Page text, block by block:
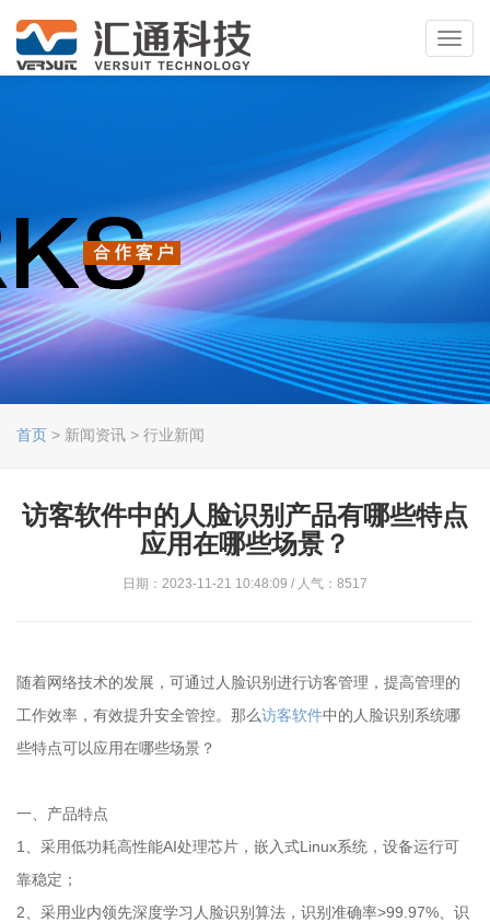
首页 > 新闻资讯 > 行业新闻
访客软件中的人脸识别产品有哪些特点
应用在哪些场景？
日期：2023-11-21 10:48:09 / 人气：8517
随着网络技术的发展，可通过人脸识别进行访客管理，提高管理的
工作效率，有效提升安全管控。那么访客软件中的人脸识别系统哪
些特点可以应用在哪些场景？
一、产品特点
1、采用低功耗高性能AI处理芯片，嵌入式Linux系统，设备运行可
靠稳定；
2、采用业内领先深度学习人脸识别算法，识别准确率>99.97%、识